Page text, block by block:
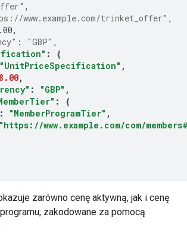
,
www.example.com/trinket_offer" ,
,
: "GBP" ,
:
{
"UnitPriceSpecification" ,
8.00,
: "GBP" ,
:
{
: "MemberProgramTier" ,
"https://www.example.com/com/
zarówno cenę aktywną, jak i cenę
zakodowane za pomocą